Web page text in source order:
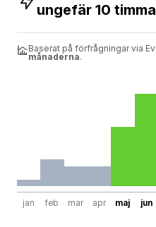
ungefär 10
Baserat på förfrågningar via
månaderna.
jan feb mar apr maj jun